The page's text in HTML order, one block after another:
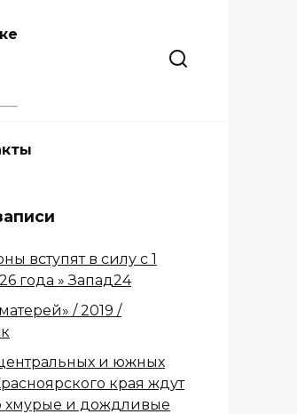
вступят в силу с 1
года » Запад24
/ 2019 /
и южных
края ждут
хмурые и дождливые